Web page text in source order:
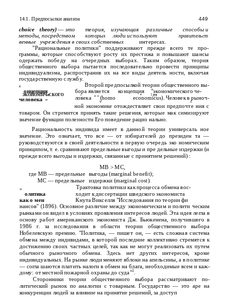
14.1. Предпосылки анализа 449
choice theory)— это теория, изучающая различные
способы и
методы, посредством
которых люди используют правительст­
венные учреждения в своих собственных
интересах.
"Рациональные политики" поддерживают прежде всего те про­
граммы, которые способствуют росту их престижа и повышают шансы
одержать победу на очередных выборах. Таким образом, теория
общественного выбора пытается последовательно провести принципы
индивидуализма, распространив их на все виды деятель­ ности, включая
государственную службу.
к Второй предпосылкой теории общественного вы-
онцепция бора является концепция "экономического че-
ЭКОНОМИЧеСКОГО г „ ,, • \ тт
человека „ ловека (homo economicus). Человек в рыноч-
v r
ной экономике отождествляет свои предпочте­ ния с
товаром. Он стремится принять такие решения, которые мак­ симизируют
значение функции полезности Его поведение рацио­ нально.
Рациональность индивида имеет в данной теории универсаль­ ное
значение. Это означает, что все — от избирателей до президен­ та —
руководствуются в своей деятельности в первую очередь эко­ номическим
принципом, т. е. сравнивают предельные выгоды и пре­ дельные издержки (и
прежде всего выгоды и издержки, связанные с принятием решений) :
MB > МС,
где MB — предельные выгоды (marginal benefit);
МС — предельные
издержки (marginal cost).
Трактовка политики как процесса обмена вос-
олитика
ходит к диссертации шведского экономиста
как о мен
Кнута Викселля "Исследования по теории фи­
нансов" (1896). Основное различие между экономическим и полити­ ческим
рынками он видел в условиях проявления интересов людей. Эта идея легла в
основу работ американского экономиста Дж. Бьюкенена, получившего в
1986 г. за исследования в области теории общественного выбора
Нобелевскую премию. "Политика, — пишет он, — есть сложная система
обмена между индивидами, в которой последние коллективно стремятся к
достижению своих частных целей, так как не могут реализовать их путем
обычного рыночного обмена. Здесь нет других интересов, кроме
индивидуальных. На рынке люди меняют яблоки на апельсины, а в политике
— согла­ шаются платить налоги в обмен на блага, необходимые всем и каж­
дому: от местной пожарной охраны до суда"1.
Сторонники теории общественного выбора рассматривают по­
литический рынок по аналогии с товарным. Государство — это аре­ на
конкуренции людей за влияние на принятие решений, за доступ